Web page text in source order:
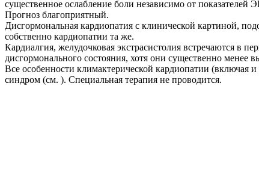
существенное ослабление боли независимо от показателей
Прогноз благоприятный.
Дисгормональная кардиопатия с клинической картиной,
собственно кардиопатии та же.
Кардиалгия, желудочковая экстрасистолия встречаются в
дисгормонального состояния, хотя они существенно
Все особенности климактерической кардиопатии
синдром (см. ). Специальная терапия не проводится.